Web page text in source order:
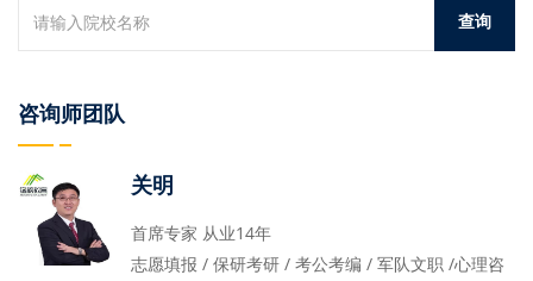
咨询师团队
关明
首席专家 从业14年
志愿填报 / 保研考研 / 考公考编 / 军队文职 /心理咨